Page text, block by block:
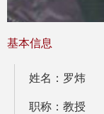
基本信息
姓名：罗炜
职称：教授